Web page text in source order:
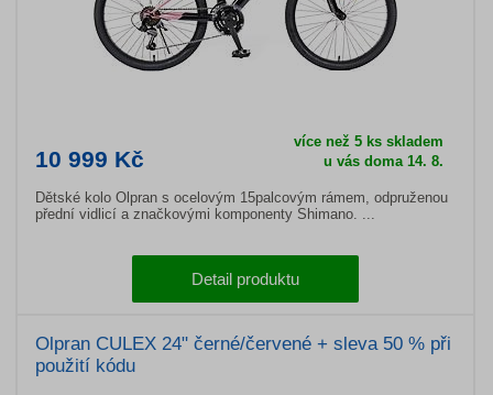
10 999 Kč
více než 5 ks skladem
u vás doma 14. 8.
Dětské kolo Olpran s ocelovým 15palcovým rámem, odpruženou
přední vidlicí a značkovými komponenty Shimano. ...
Detail produktu
Olpran CULEX 24" černé/červené + sleva 50 % při
použití kódu